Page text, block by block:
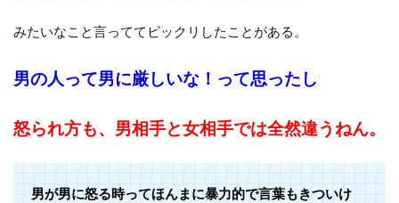
みたいなこと言っててビックリしたことがある。
男の人って男に厳しいな！って思ったし
怒られ方も、男相手と女相手では全然違うねん。
男が男に怒る時ってほんまに暴力的で言葉もきついけ